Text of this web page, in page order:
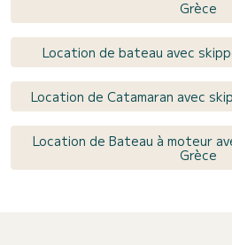
Grèce
Location de bateau avec
Location de Catamaran avec
Location de Bateau à moteur
Grèce